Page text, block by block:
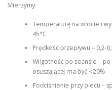
Mierzymy:
Temperaturę na wlocie i
45°C
Prędkość przepływu – 0,2-
Wilgotność po seansie –
osuszającej ma być <20%
Podciśnienie przy piecu –